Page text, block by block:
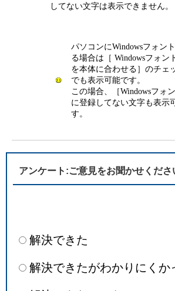
してない文字は表示できません。
パソコンにWindowsフォン
る場合は［ Windowsフォン
を本体に合わせる］のチェ
でも表示可能です。
この場合、［Windowsフォン
に登録してない文字も表示
す。
アンケート:ご意見をお聞かせくださ
解決できた
解決できたがわかりにくか